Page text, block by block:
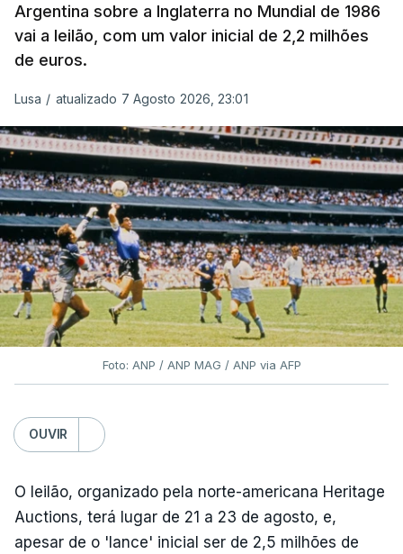
Argentina sobre a Inglaterra no Mundial de 1986
vai a leilão, com um valor inicial de 2,2 milhões
de euros.
Lusa / atualizado 7 Agosto 2026, 23:01
Foto: ANP / ANP MAG / ANP via AFP
OUVIR
O leilão, organizado pela norte-americana Heritage
Auctions, terá lugar de 21 a 23 de agosto, e,
apesar de o 'lance' inicial ser de 2,5 milhões de